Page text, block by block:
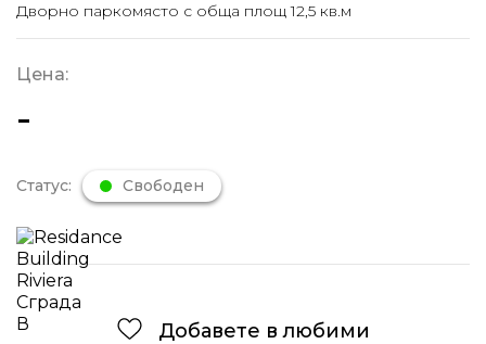
Дворно паркомясто с обща площ 12,5 кв.м
Цена:
-
Статус: Свободен
Добавете в любими